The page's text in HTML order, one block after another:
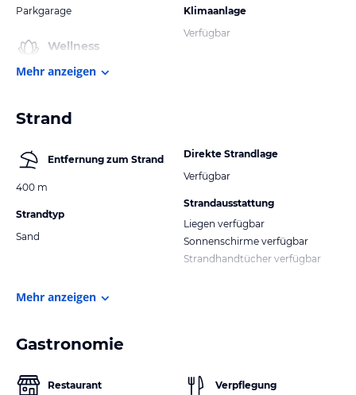
Parkgarage
Wellness
Klimaanlage
Verfügbar
Mehr anzeigen
Strand
Entfernung zum Strand
400 m
Strandtyp
Sand
Direkte Strandlage
Verfügbar
Strandausstattung
Liegen verfügbar
Sonnenschirme verfügbar
Strandhandtücher verfügbar
Mehr anzeigen
Gastronomie
Restaurant Verpflegung